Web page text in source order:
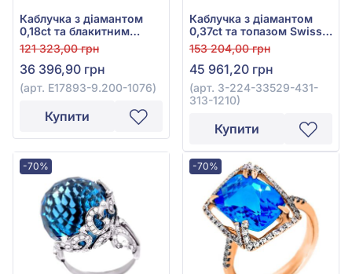
Каблучка з діамантом
0,18ct та блакитним
топазом Swiss Blue
3,72ct із червоного
золота 585°, арт. E17893-
9.200-1076
121 323,00 грн
36 396,90 грн
(арт. E17893-9.200-1076)
Купити
Каблучка з діамантом
0,37ct та топазом Swiss
Blue 6,93ct із білого
золота 585°, арт. 3-224-
33529-431-313-1210
153 204,00 грн
45 961,20 грн
(арт. 3-224-33529-431-
313-1210)
Купити
-70% -70%